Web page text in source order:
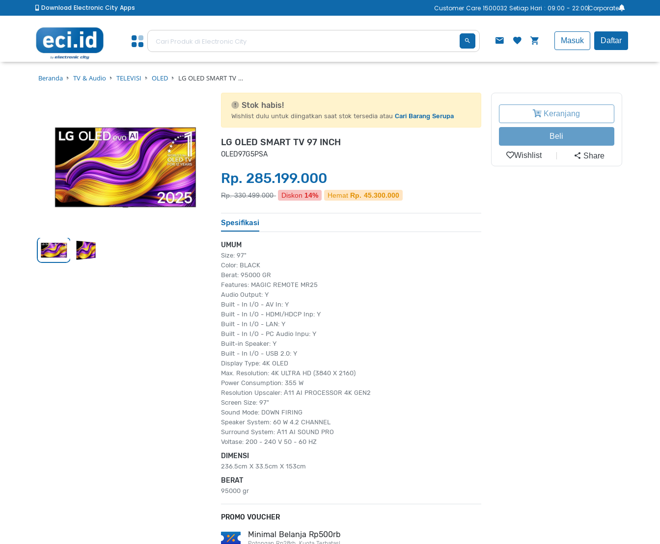
Download Electronic City Apps Customer Care 1500032 Setiap Hari : 09:00 - 22:00Corporate
Masuk Daftar
Beranda TV & Audio TELEVISI OLED LG OLED SMART TV …
Stok habis!
Wishlist dulu untuk diingatkan saat stok tersedia atauCari Barang Serupa
LG OLED SMART TV 97 INCH
OLED97G5PSA
Rp. 285.199.000
Rp. 330.499.000 Diskon 14% Hemat Rp. 45.300.000
Spesifikasi
UMUM
Size: 97"
Color: BLACK
Berat: 95000 GR
Features: MAGIC REMOTE MR25
Audio Output: Y
Built - In I/O - AV In: Y
Built - In I/O - HDMI/HDCP Inp: Y
Built - In I/O - LAN: Y
Built - In I/O - PC Audio Inpu: Y
Built-in Speaker: Y
Built - In I/O - USB 2.0: Y
Display Type: 4K OLED
Max. Resolution: 4K ULTRA HD (3840 X 2160)
Power Consumption: 355 W
Resolution Upscaler: Α11 AI PROCESSOR 4K GEN2
Screen Size: 97"
Sound Mode: DOWN FIRING
Speaker System: 60 W 4.2 CHANNEL
Surround System: Α11 AI SOUND PRO
Voltase: 200 - 240 V 50 - 60 HZ
DIMENSI
236.5cm X 33.5cm X 153cm
BERAT
95000 gr
PROMO VOUCHER
Minimal Belanja Rp500rb
Keranjang
Beli
Wishlist Share